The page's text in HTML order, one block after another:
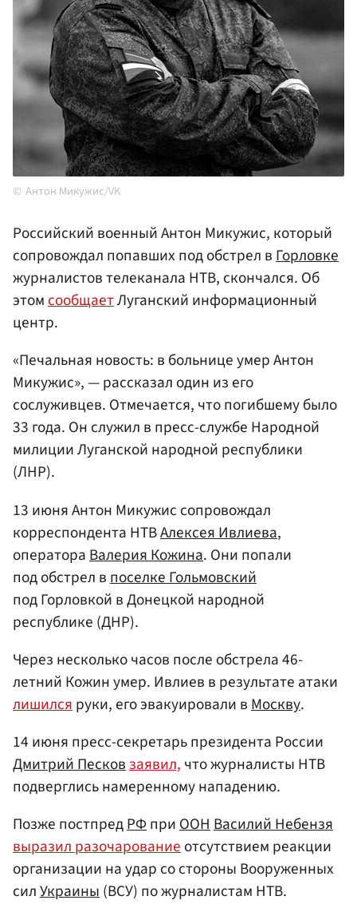
Антон Микужис/VK
Российский военный Антон Микужис, который
сопровождал попавших под обстрел вГорловке
журналистов телеканала НТВ, скончался. Об
этомсообщаетЛуганский информационный
центр.
«Печальная новость: в больнице умер Антон
Микужис», — рассказал один из его
сослуживцев. Отмечается, что погибшему было
33 года. Он служил в пресс-службе Народной
милиции Луганской народной республики
(ЛНР).
13 июня Антон Микужис сопровождал
корреспондента НТВАлексея Ивлиева,
оператора Валерия Кожина. Они попали
под обстрел в поселке Гольмовский
под Горловкой в Донецкой народной
республике (ДНР).
Через несколько часов после обстрела 46-
летний Кожин умер. Ивлиев в результате атаки
лишилсяруки, его эвакуировали вМоскву.
14 июня пресс-секретарь президента России
Дмитрий Песковзаявил, что журналисты НТВ
подверглись намеренному нападению.
Позже постпредРФприООНВасилий Небензя
выразил разочарованиеотсутствием реакции
организации на удар со стороны Вооруженных
силУкраины(ВСУ) по журналистам НТВ.